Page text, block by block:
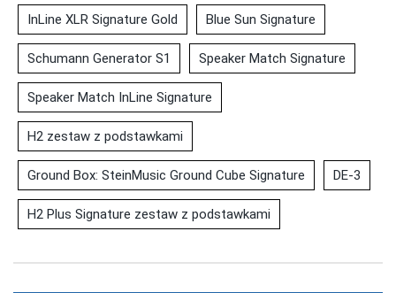
InLine XLR Signature Gold Blue Sun Signature
Schumann Generator S1 Speaker Match Signature
Speaker Match InLine Signature
H2 zestaw z podstawkami
Ground Box: SteinMusic Ground Cube Signature DE-3
H2 Plus Signature zestaw z podstawkami